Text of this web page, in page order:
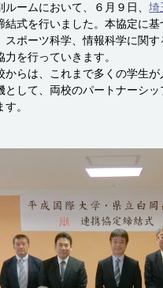
ルームにおいて、６月９日、埼
結式を行いました。本協定に
スポーツ科学、情報科学に関
を行っていきます。
からは、これまで多くの学生
として、両校のパートナーシ
。